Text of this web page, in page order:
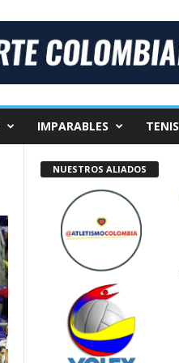
IMPARABLES TENIS
NUESTROS ALIADOS